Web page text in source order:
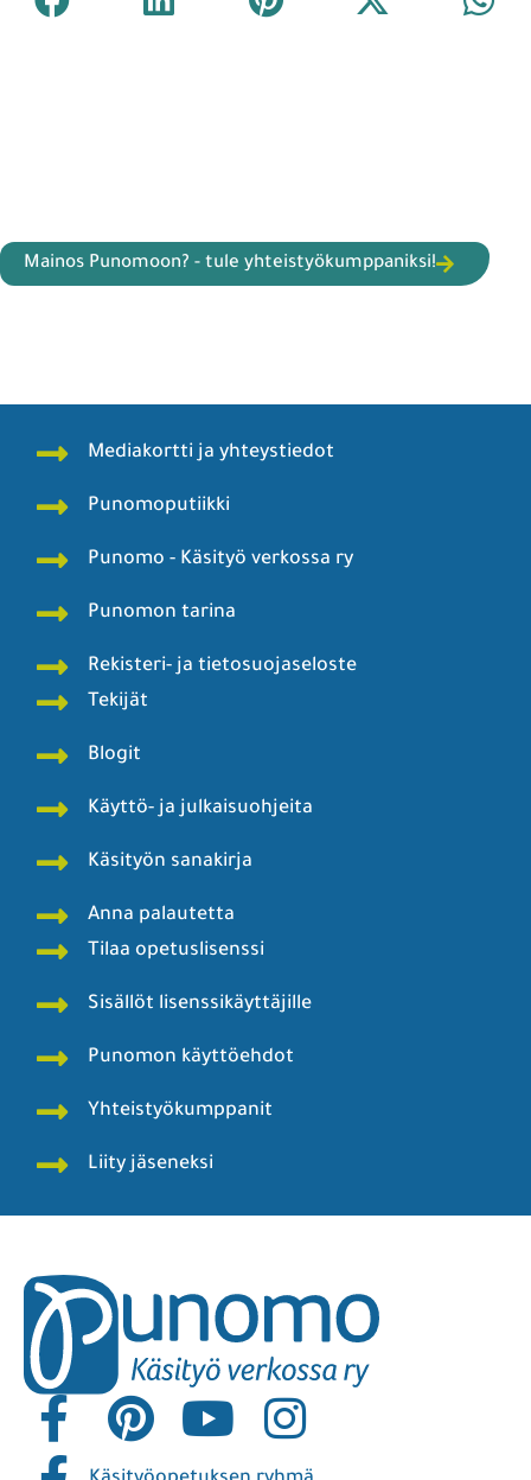
Mainos Punomoon? - tule yhteistyökumppaniksi!
Mediakortti ja yhteystiedot
Punomoputiikki
Punomo - Käsityö verkossa ry
Punomon tarina
Rekisteri- ja tietosuojaseloste
Tekijät
Blogit
Käyttö- ja julkaisuohjeita
Käsityön sanakirja
Anna palautetta
Tilaa opetuslisenssi
Sisällöt lisenssikäyttäjille
Punomon käyttöehdot
Yhteistyökumppanit
Liity jäseneksi